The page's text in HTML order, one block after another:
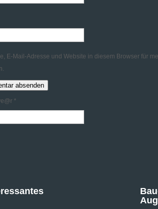
E-Mail-Adresse und Website in diesem Browser für
*